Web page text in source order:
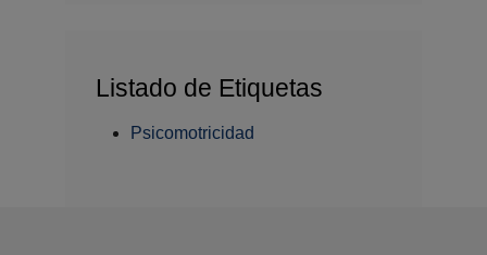
Listado de Etiquetas
Psicomotricidad